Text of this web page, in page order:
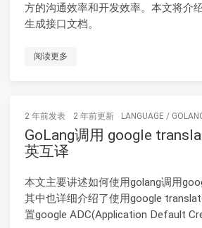
方的沟通效率和开发效率。本文将介
生成接口文档。
阅读更多
2 年前发表 2 年前更新 LANGUAGE /
GoLang调用 google
英互译
本文主要讲述如何使用golang调用
其中也详细介绍了使用google
置google ADC(Application Default